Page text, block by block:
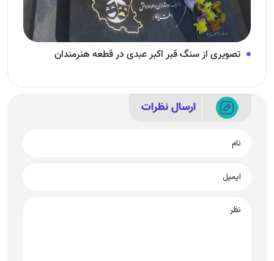
تصویری از سنگ قبر اکبر عبدی در قطعه هنرمندان
ارسال نظرات